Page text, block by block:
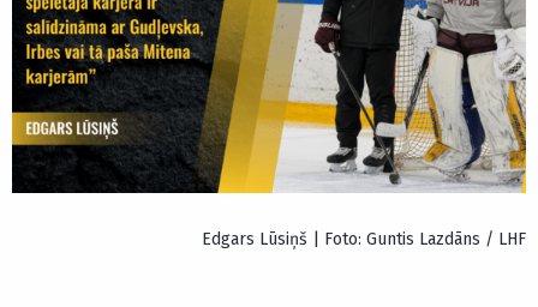
Edgars Lūsiņš | Foto: Guntis Lazdāns / LHF